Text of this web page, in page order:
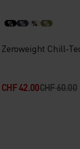
% % % %
Zeroweight Chill-
CHF 42.00CHF 60.00